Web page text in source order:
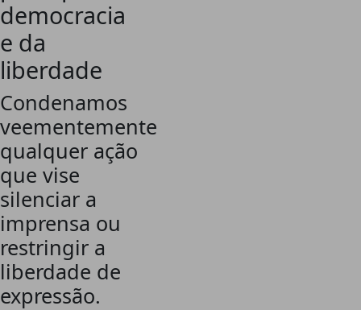
democracia
e da
liberdade
Condenamos
veementemente
qualquer ação
que vise
silenciar a
imprensa ou
restringir a
liberdade de
expressão.